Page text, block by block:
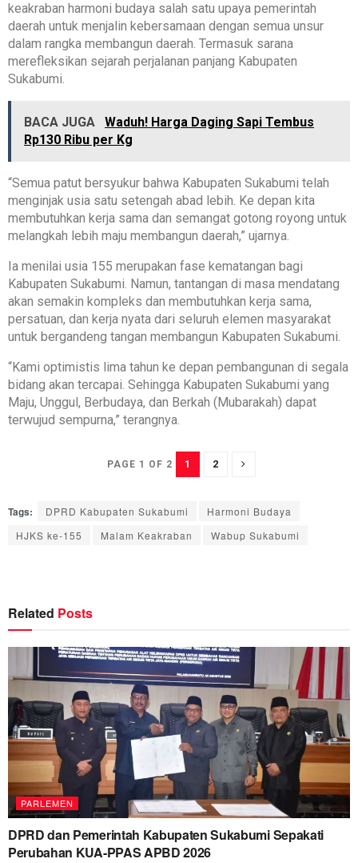
keakraban harmoni budaya salah satu upaya pemerintah
daerah untuk menjalin kebersamaan dengan semua unsur
dalam rangka membangun daerah. Termasuk sarana
merefleksikan sejarah perjalanan panjang Kabupaten
Sukabumi.
BACA JUGA
Waduh! Harga Daging Sapi Tembus
Rp130 Ribu per Kg
“Semua patut bersyukur bahwa Kabupaten Sukabumi telah
menginjak usia satu setengah abad lebih. Ke depan kita
membutuhkan kerja sama dan semangat gotong royong untuk
melangkah lebih maju membangun daerah,” ujarnya.
Ia menilai usia 155 merupakan fase kematangan bagi
Kabupaten Sukabumi. Namun, tantangan di masa mendatang
akan semakin kompleks dan membutuhkan kerja sama,
persatuan, dan kerja nyata dari seluruh elemen masyarakat
untuk bergandeng tangan membangun Kabupaten Sukabumi.
“Kami optimistis lima tahun ke depan pembangunan di segala
bidang akan tercapai. Sehingga Kabupaten Sukabumi yang
Maju, Unggul, Berbudaya, dan Berkah (Mubarakah) dapat
terwujud sempurna,” terangnya.
PAGE 1 OF 2 1 2
Tags: DPRD Kabupaten Sukabumi
Harmoni Budaya
HJKS ke-155
Malam Keakraban Wabup Sukabumi
Related Posts
PARLEMEN
DPRD dan Pemerintah Kabupaten Sukabumi Sepakati
Perubahan KUA-PPAS APBD 2026